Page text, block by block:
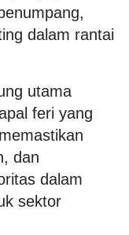
dalam rantai
utama
feri yang
dan
dalam
sektor